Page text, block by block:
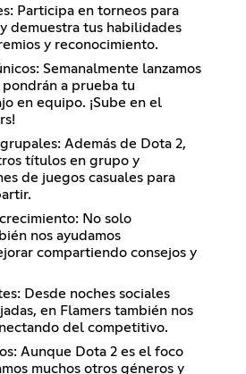
Participa en torneos para
demuestra tus habilidades
y reconocimiento.
Semanalmente lanzamos
a prueba tu
en equipo. ¡Sube en el
Además de Dota 2,
títulos en grupo y
de juegos casuales para
No solo
nos ayudamos
compartiendo consejos y
Desde noches sociales
en Flamers también nos
del competitivo.
Aunque Dota 2 es el foco
muchos otros géneros y